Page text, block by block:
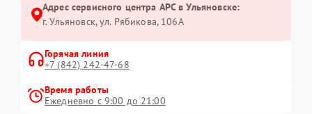
Адрес сервисного центра APC в Ульяновске:
г. Ульяновск, ул. Рябикова, 106А
Горячая линия
+7 (842) 242-47-68
Время работы
Ежедневно с 9:00 до 21:00